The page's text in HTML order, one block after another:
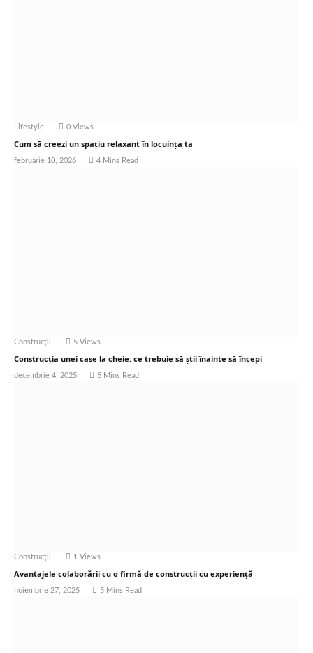
Lifestyle 0 Views
Cum să creezi un spațiu relaxant în locuința ta
februarie 10, 2026 4 Mins Read
Construcții 5 Views
Construcția unei case la cheie: ce trebuie să știi înainte să începi
decembrie 4, 2025 5 Mins Read
Construcții 1 Views
Avantajele colaborării cu o firmă de construcții cu experiență
noiembrie 27, 2025 5 Mins Read